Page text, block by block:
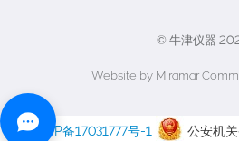
© 牛津仪器
Website by Miramar
沪ICP备17031777号-1 公安机